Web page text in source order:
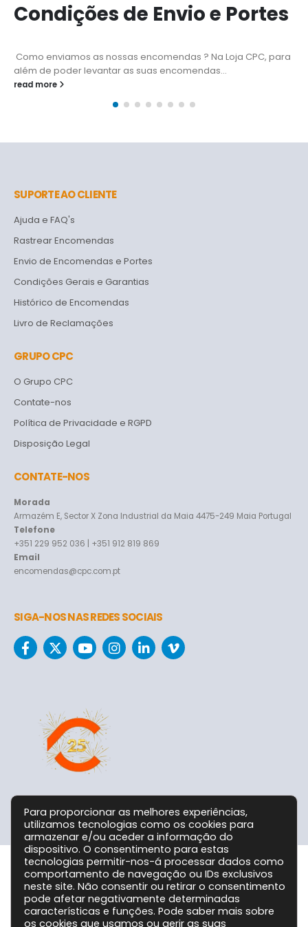
Condições de Envio e Portes
Como enviamos as nossas encomendas ? Na Loja CPC, para
além de poder levantar as suas encomendas...
read more
SUPORTE AO CLIENTE
Ajuda e FAQ's
Rastrear Encomendas
Envio de Encomendas e Portes
Condições Gerais e Garantias
Histórico de Encomendas
Livro de Reclamações
GRUPO CPC
O Grupo CPC
Contate-nos
Política de Privacidade e RGPD
Disposição Legal
CONTATE-NOS
Morada
Armazém E, Sector X Zona Industrial da Maia 4475-249 Maia Portugal
Telefone
+351 229 952 036 | +351 912 819 869
Email
encomendas@cpc.com.pt
SIGA-NOS NAS REDES SOCIAIS
Grupo CPC @ 2026. Todos os Direitos Reservados!
Para proporcionar as melhores experiências,
utilizamos tecnologias como os cookies para
armazenar e/ou aceder a informação do
dispositivo. O consentimento para estas
tecnologias permitir-nos-á processar dados como
comportamento de navegação ou IDs exclusivos
neste site. Não consentir ou retirar o consentimento
pode afetar negativamente determinadas
características e funções. Pode saber mais sobre
os cookies que usamos ou gerir as suas